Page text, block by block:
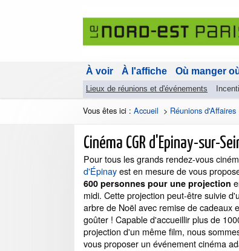
À voir À l'affiche Où manger
Lieux de réunions et d'événements
Vous êtes ici : Accueil > Réunions d'Affaires
Cinéma CGR d'Epinay-sur-
Pour tous les grands rendez-vous
d'Épinayest en mesure de vous
600 personnes pour une projection
midi. Cette projection peut-être suivie
arbre de Noël avec remise de cadeaux
goûter ! Capable d'accueillir plus de
projection d'un même film, nous
vous proposer un événement cinéma